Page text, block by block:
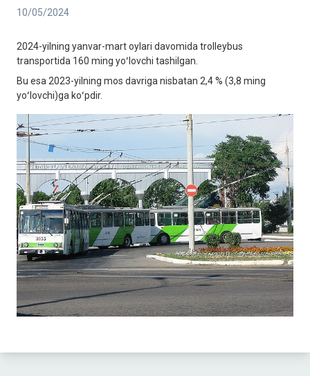
10/05/2024
2024-yilning yanvar-mart oylari davomida trolleybus
transportida 160 ming yoʻlovchi tashilgan.
Bu esa 2023-yilning mos davriga nisbatan 2,4 % (3,8 ming
yoʻlovchi)ga koʻpdir.